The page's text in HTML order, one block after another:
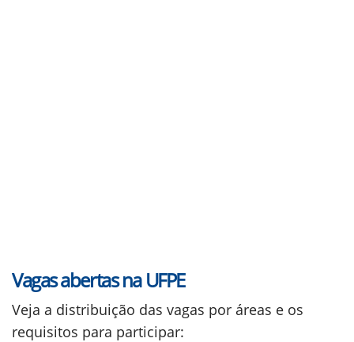
Vagas abertas na UFPE
Veja a distribuição das vagas por áreas e os
requisitos para participar: